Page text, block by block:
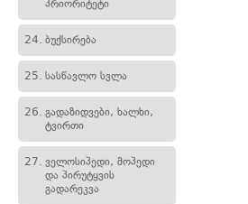
პრიორიტეტი
24. ბუქსირება
25. სასწავლო სვლა
26. გადაზიდვები, ხალხი,
ტვირთი
27. ველოსიპედი, მოპედი
და პირუტყვის
გადარეკვა